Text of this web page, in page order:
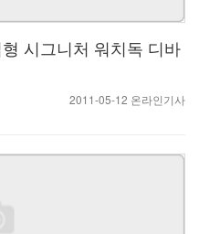
시그니처 워치독 디바
2011-05-12 온라인기사